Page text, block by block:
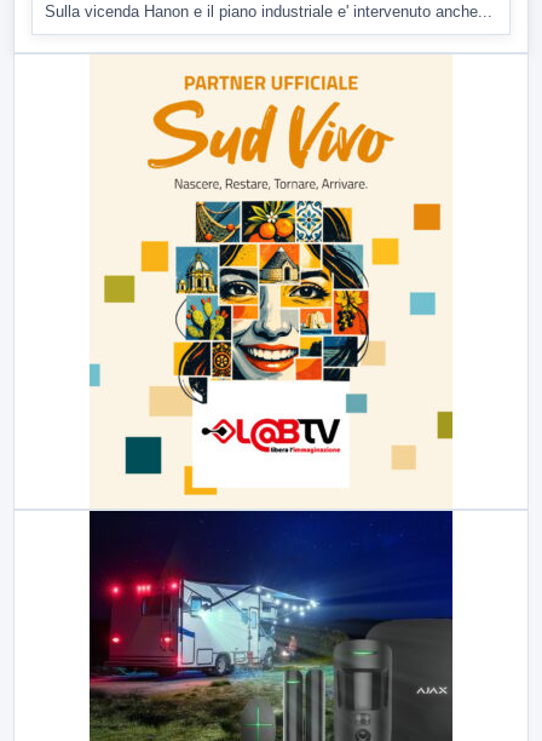
Sulla vicenda Hanon e il piano industriale e' intervenuto anche...